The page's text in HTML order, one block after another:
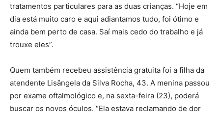
tratamentos particulares para as duas crianças. “Hoje em
dia está muito caro e aqui adiantamos tudo, foi ótimo e
ainda bem perto de casa. Saí mais cedo do trabalho e já
trouxe eles”.
Quem também recebeu assistência gratuita foi a filha da
atendente Lisângela da Silva Rocha, 43. A menina passou
por exame oftalmológico e, na sexta-feira (23), poderá
buscar os novos óculos. “Ela estava reclamando de dor